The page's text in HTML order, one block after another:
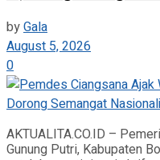
byGala
August 5, 2026
0
AKTUALITA.CO.ID –
Gunung Putri, Kabupaten